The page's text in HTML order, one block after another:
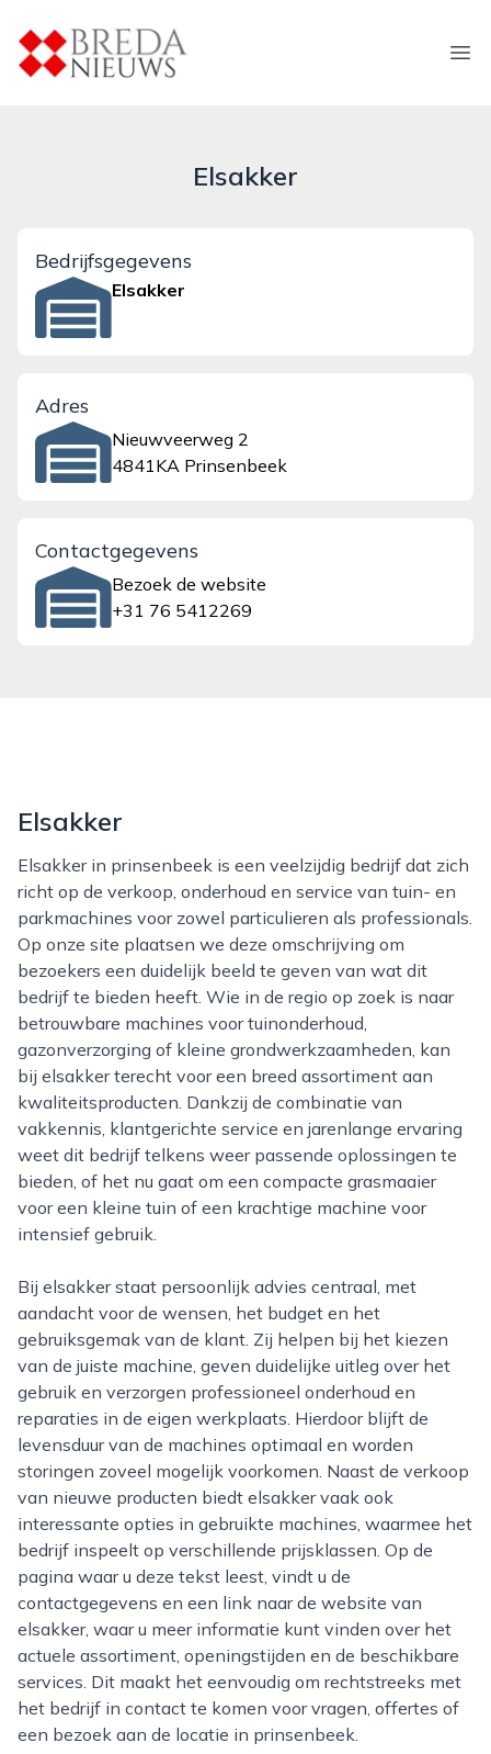
breda-nieuws.nl
Elsakker
Bedrijfsgegevens
Elsakker
Adres
Nieuwveerweg 2
4841KA Prinsenbeek
Contactgegevens
Bezoek de website
+31 76 5412269
Elsakker
Elsakker in prinsenbeek is een veelzijdig bedrijf dat zich
richt op de verkoop, onderhoud en service van tuin- en
parkmachines voor zowel particulieren als professionals.
Op onze site plaatsen we deze omschrijving om
bezoekers een duidelijk beeld te geven van wat dit
bedrijf te bieden heeft. Wie in de regio op zoek is naar
betrouwbare machines voor tuinonderhoud,
gazonverzorging of kleine grondwerkzaamheden, kan
bij elsakker terecht voor een breed assortiment aan
kwaliteitsproducten. Dankzij de combinatie van
vakkennis, klantgerichte service en jarenlange ervaring
weet dit bedrijf telkens weer passende oplossingen te
bieden, of het nu gaat om een compacte grasmaaier
voor een kleine tuin of een krachtige machine voor
intensief gebruik.
Bij elsakker staat persoonlijk advies centraal, met
aandacht voor de wensen, het budget en het
gebruiksgemak van de klant. Zij helpen bij het kiezen
van de juiste machine, geven duidelijke uitleg over het
gebruik en verzorgen professioneel onderhoud en
reparaties in de eigen werkplaats. Hierdoor blijft de
levensduur van de machines optimaal en worden
storingen zoveel mogelijk voorkomen. Naast de verkoop
van nieuwe producten biedt elsakker vaak ook
interessante opties in gebruikte machines, waarmee het
bedrijf inspeelt op verschillende prijsklassen. Op de
pagina waar u deze tekst leest, vindt u de
contactgegevens en een link naar de website van
elsakker, waar u meer informatie kunt vinden over het
actuele assortiment, openingstijden en de beschikbare
services. Dit maakt het eenvoudig om rechtstreeks met
het bedrijf in contact te komen voor vragen, offertes of
een bezoek aan de locatie in prinsenbeek.